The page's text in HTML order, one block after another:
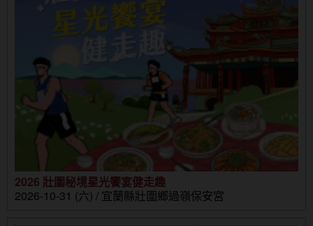
2026 壯圍秘境星光饗宴健走趣
2026-10-31 (六) / 宜蘭縣壯圍鄉過嶺保安宮